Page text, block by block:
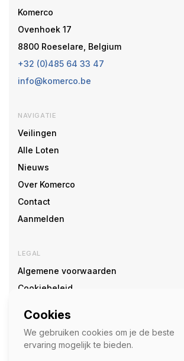
Komerco
Ovenhoek 17
8800 Roeselare, Belgium
+32 (0)485 64 33 47
info@komerco.be
NAVIGATIE
Veilingen
Alle Loten
Nieuws
Over Komerco
Contact
Aanmelden
LEGAL
Algemene voorwaarden
Cookiebeleid
SOCIAL